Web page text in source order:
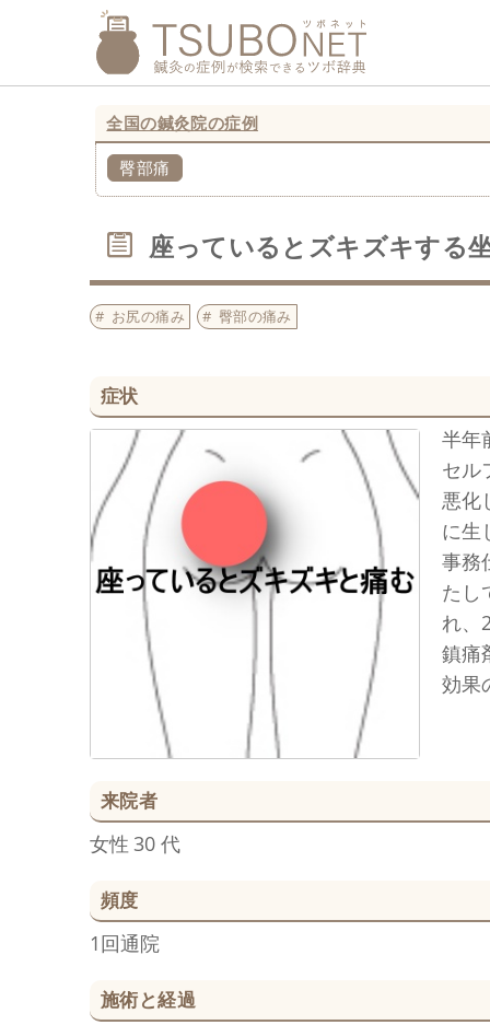
全国の鍼灸院の症例
臀部痛
座っているとズキズキする
お尻の痛み 臀部の痛み
症状
半年
セル
悪化
に生
事務
たし
れ、
鎮痛
効果
来院者
女性 30 代
頻度
1回通院
施術と経過